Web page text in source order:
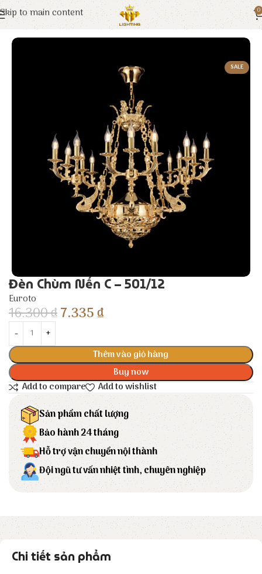
Skip to main content 0
Trang chủ Euroto Đèn Trang Trí
SALE
Đèn Chùm Nến C – 501/12
Euroto
16.300₫7.335₫
Thêm vào giỏ hàng
Buy now
Add to compare
Add to wishlist
Sản phẩm chất lượng
Bảo hành 24 tháng
Hỗ trợ vận chuyển nội thành
Đội ngũ tư vấn nhiệt tình, chuyên nghiệp
Chi tiết sản phẩm